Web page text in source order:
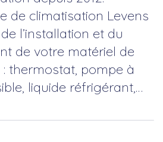
de climatisation Levens
l’installation et du
de votre matériel de
thermostat, pompe à
liquide réfrigérant,…